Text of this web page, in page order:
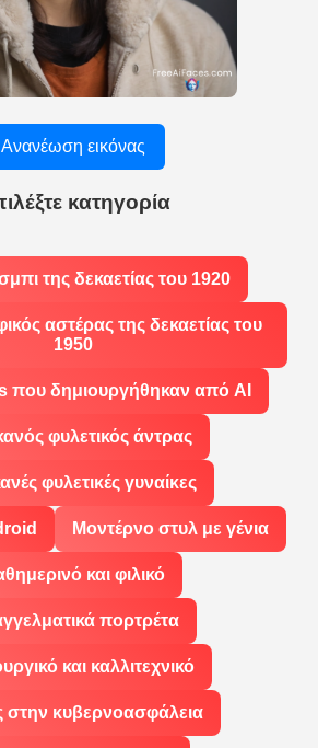
Ανανέωση εικόνας
κατηγορία
της δεκαετίας του 1920
αστέρας της δεκαετίας του
1950
που δημιουργήθηκαν από AI
φυλετικός άντρας
φυλετικές γυναίκες
Μοντέρνο στυλ με γένια
και φιλικό
πορτρέτα
και καλλιτεχνικό
στην κυβερνοασφάλεια